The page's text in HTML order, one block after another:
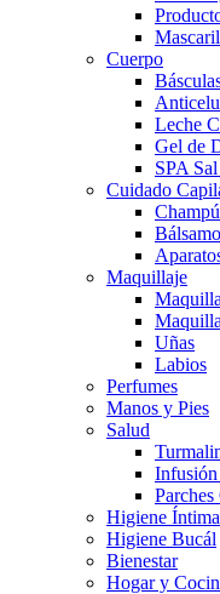
Cuerpo
Leche
Gel de
SPA
Cuidado
Bálsamo
Maquillaje
Uñas
Labios
Perfumes
Manos y Pies
Salud
Infusión
Higiene Íntima
Higiene Bucál
Bienestar
Hogar y